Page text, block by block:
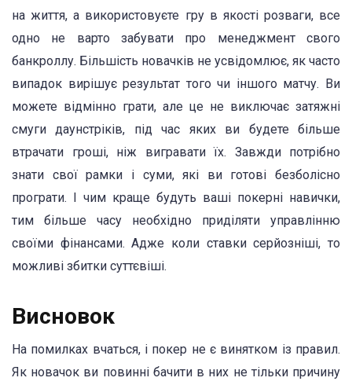
на життя, а використовуєте гру в якості розваги, все
одно не варто забувати про менеджмент свого
банкроллу. Більшість новачків не усвідомлює, як часто
випадок вирішує результат того чи іншого матчу. Ви
можете відмінно грати, але це не виключає затяжні
смуги даунстріків, під час яких ви будете більше
втрачати гроші, ніж вигравати їх. Завжди потрібно
знати свої рамки і суми, які ви готові безболісно
програти. І чим краще будуть ваші покерні навички,
тим більше часу необхідно приділяти управлінню
своїми фінансами. Адже коли ставки серйозніші, то
можливі збитки суттєвіші.
Висновок
На помилках вчаться, і покер не є винятком із правил.
Як новачок ви повинні бачити в них не тільки причину